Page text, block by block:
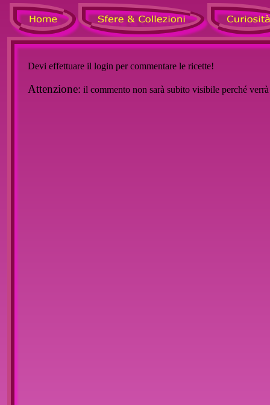
Devi effettuare il login per commentare le ricette!
Attenzione: il commento non sarà subito visibile perché